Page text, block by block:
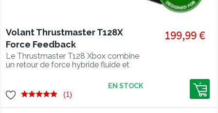
Volant Thrustmaster T128X
Force Feedback
Le Thrustmaster T128 Xbox combine
un retour de force hybride fluide et
pédalier compact pour une expérience
simracing immersive sur Xbox et PC.
199,99 €
(1)
EN STOCK